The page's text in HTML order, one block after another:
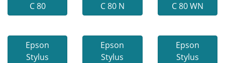
C 80
C 80 N
C 80 WN
Epson
Stylus
Epson
Stylus
Epson
Stylus